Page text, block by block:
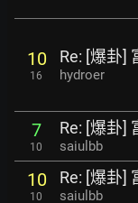
10
16
Re: [爆卦]
hydroer
7
10
Re: [爆卦]
saiulbb
10
10
Re: [爆卦]
saiulbb